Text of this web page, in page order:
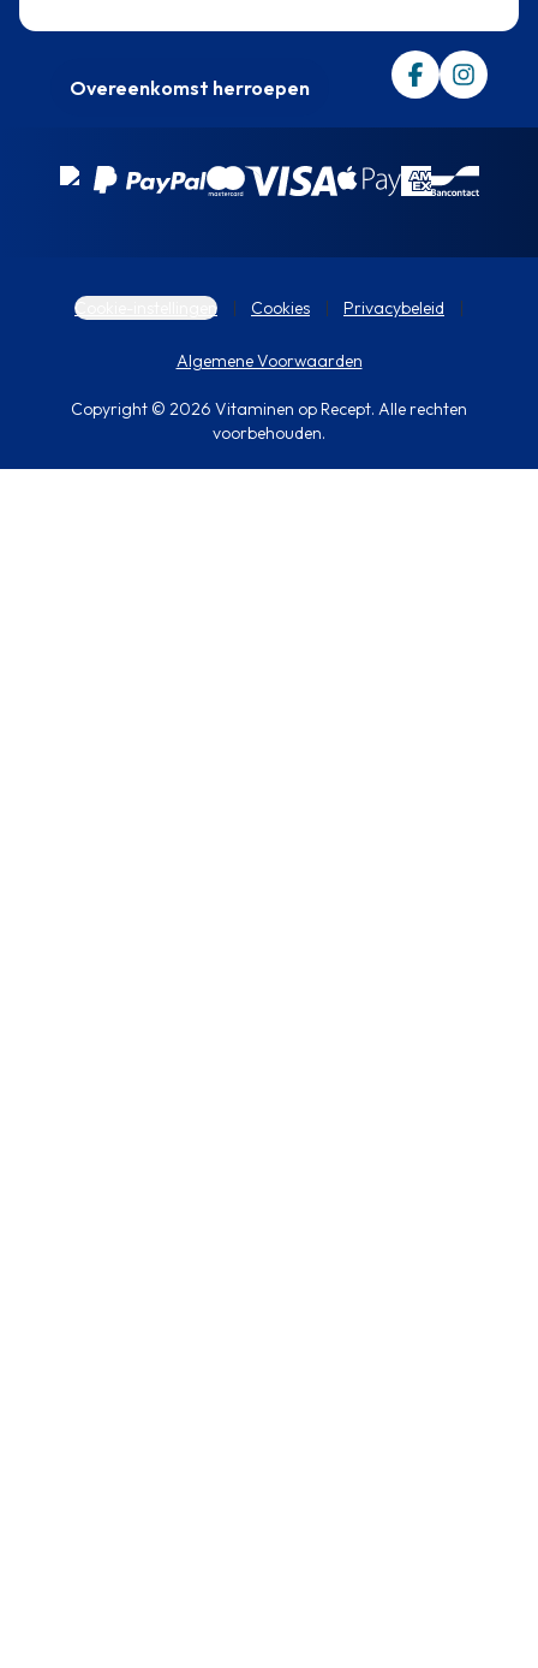
Overeenkomst herroepen
Cookie-instellingen Cookies Privacybeleid
Algemene Voorwaarden
Copyright © 2026 Vitaminen op Recept. Alle rechten
voorbehouden.